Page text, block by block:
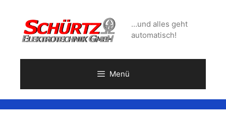
…und alles geht
automatisch!
Menü